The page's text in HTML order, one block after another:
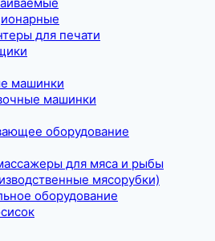
для печати
машинки
машинки
оборудование
для мяса и рыбы
мясорубки)
оборудование